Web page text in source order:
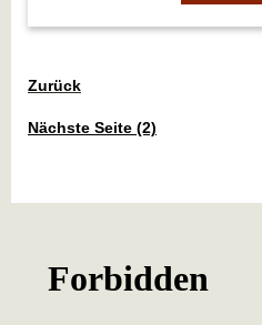
Zurück
Nächste Seite (2)